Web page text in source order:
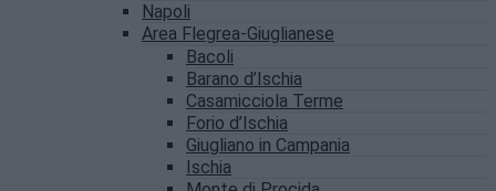
Napoli
Area Flegrea-Giuglianese
Bacoli
Barano d’Ischia
Casamicciola Terme
Forio d’Ischia
Giugliano in Campania
Ischia